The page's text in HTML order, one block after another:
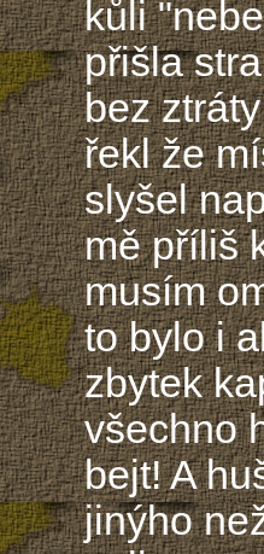
kůli
přišla
bez
řekl že
slyšel
mě příliš
musím
to bylo i
zbytek
všechno
bejt! A
jinýho